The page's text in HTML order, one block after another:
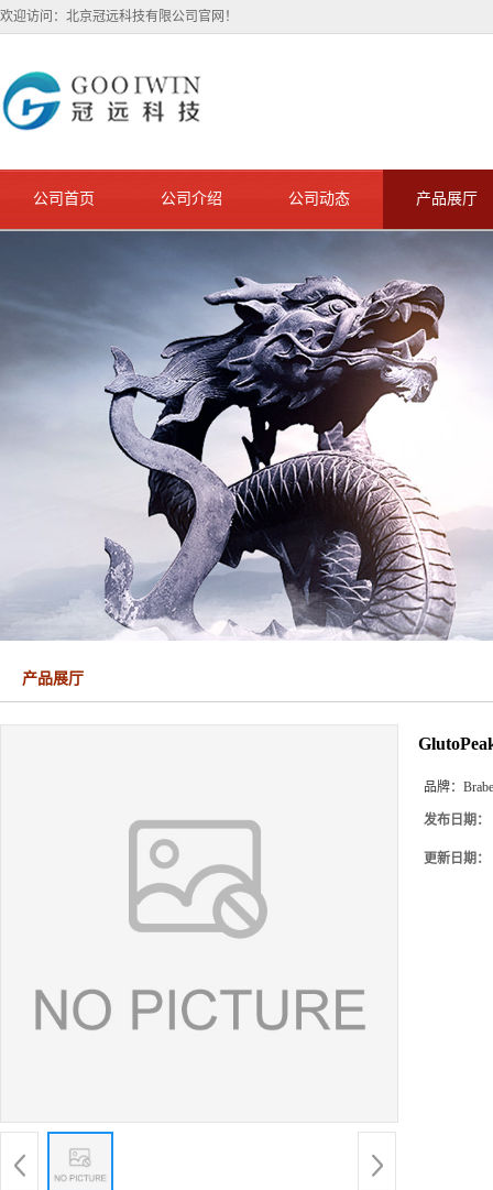
欢迎访问：北京冠远科技有限公司官网！
公司首页 公司介绍 公司动态 产品展厅
产品展厅
品牌：
发布日期：
更新日期：